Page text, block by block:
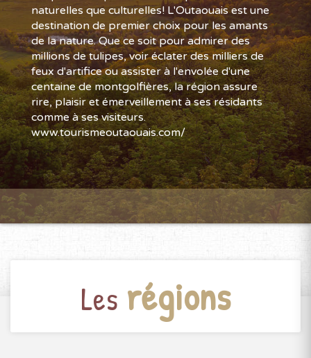
naturelles que culturelles! L'Outaouais est une
destination de premier choix pour les amants
de la nature. Que ce soit pour admirer des
millions de tulipes, voir éclater des milliers de
feux d'artifice ou assister à l'envolée d'une
centaine de montgolfières, la région assure
rire, plaisir et émerveillement à ses résidants
comme à ses visiteurs.
www.tourismeoutaouais.com/
Les régions